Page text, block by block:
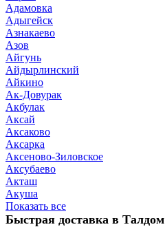
Адамовка
Адыгейск
Азнакаево
Азов
Айгунь
Айдырлинский
Айкино
Ак-Довурак
Акбулак
Аксай
Аксаково
Аксарка
Аксеново-Зиловское
Аксубаево
Акташ
Акуша
Показать все
Быстрая доставка в Талдом